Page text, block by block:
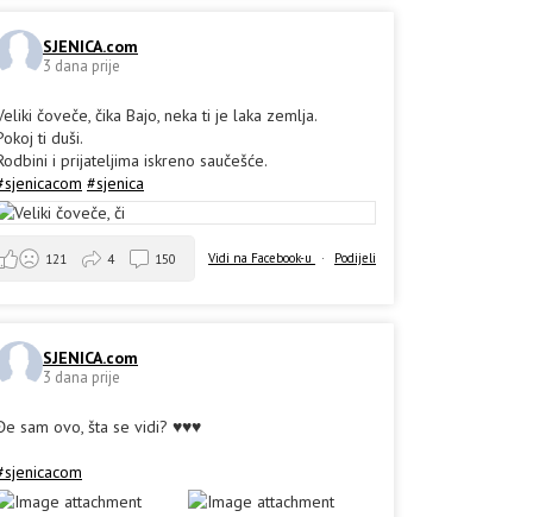
SJENICA.com
3 dana prije
čoveče, čika Bajo, neka ti je laka zemlja.
ti duši.
i prijateljima iskreno saučešće.
#sjenica
Vidi na Facebook-u · Podijeli
121 4 150
SJENICA.com
3 dana prije
sam ovo, šta se vidi? ♥️♥️♥️